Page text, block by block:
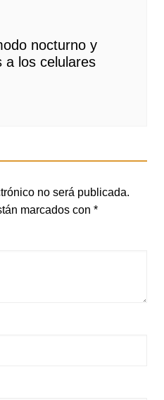
nocturno y
a los celulares
no será publicada.
marcados con *